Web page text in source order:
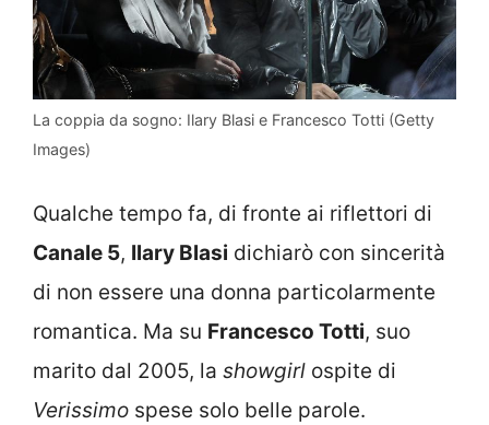
La coppia da sogno: Ilary Blasi e Francesco Totti (Getty
Images)
Qualche tempo fa, di fronte ai riflettori di
Canale 5, Ilary Blasi dichiarò con sincerità
di non essere una donna particolarmente
romantica. Ma su Francesco Totti, suo
marito dal 2005, la showgirl ospite di
Verissimo spese solo belle parole.